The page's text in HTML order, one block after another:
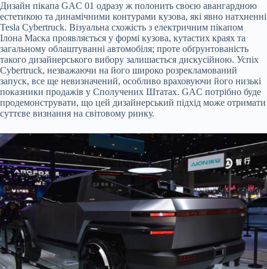
Дизайн пікапа GAC 01 одразу ж полонить своєю авангардною
естетикою та динамічними контурами кузова, які явно натхненні
Tesla Cybertruck. Візуальна схожість з електричним пікапом
Ілона Маска проявляється у формі кузова, кутастих краях та
загальному облаштуванні автомобіля; проте обґрунтованість
такого дизайнерського вибору залишається дискусійною. Успіх
Cybertruck, незважаючи на його широко розрекламований
запуск, все ще невизначений, особливо враховуючи його низькі
показники продажів у Сполучених Штатах. GAC потрібно буде
продемонструвати, що цей дизайнерський підхід може отримати
суттєве визнання на світовому ринку.